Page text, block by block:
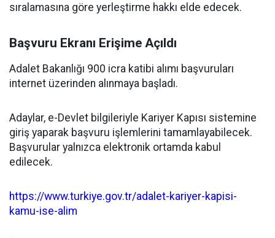
sıralamasına göre yerleştirme hakkı elde edecek.
Başvuru Ekranı Erişime Açıldı
Adalet Bakanlığı 900 icra katibi alımı başvuruları
internet üzerinden alınmaya başladı.
Adaylar, e-Devlet bilgileriyle Kariyer Kapısı sistemine
giriş yaparak başvuru işlemlerini tamamlayabilecek.
Başvurular yalnızca elektronik ortamda kabul
edilecek.
https://www.turkiye.gov.tr/adalet-kariyer-kapisi-
kamu-ise-alim